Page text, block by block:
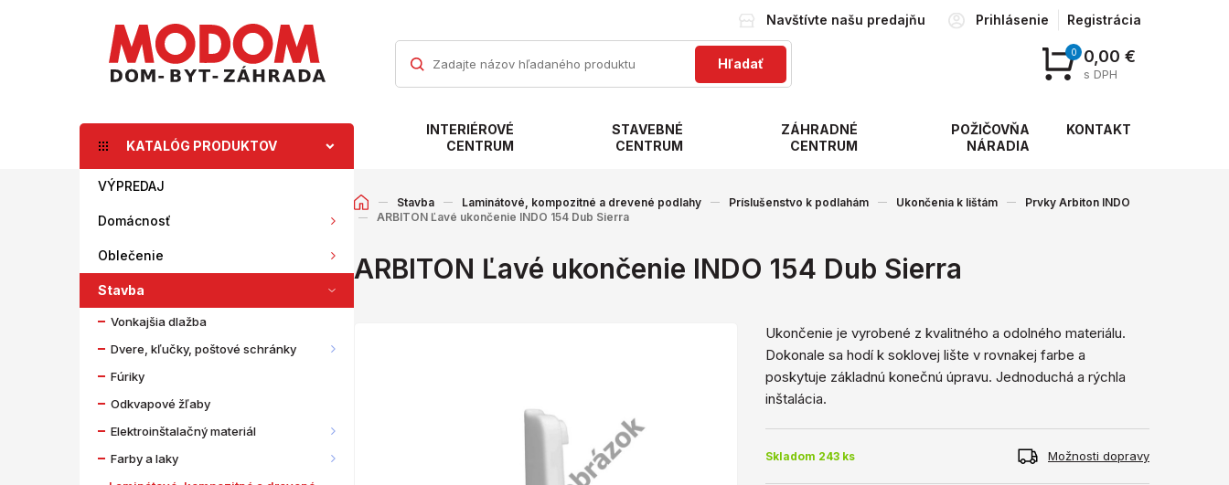
Navštívte našu predajňu Prihlásenie Registrácia
Hľadať
0 0,00 €
s DPH
INTERIÉROVÉ
CENTRUM
STAVEBNÉ
CENTRUM
ZÁHRADNÉ
CENTRUM
POŽIČOVŇA
NÁRADIA
KONTAKT
KATALÓG PRODUKTOV
VÝPREDAJ
Domácnosť
Oblečenie
Stavba
Vonkajšia dlažba
Dvere, kľučky, poštové schránky
Fúriky
Odkvapové žľaby
Elektroinštalačný materiál
Farby a laky
Stavba Laminátové, kompozitné a drevené podlahy Príslušenstvo k podlahám Ukončenia k lištám
Prvky Arbiton INDO
ARBITON Ľavé ukončenie INDO 154 Dub Sierra
ARBITON Ľavé ukončenie INDO 154 Dub Sierra
Ukončenie je vyrobené z kvalitného a ​​odolného materiálu.
Dokonale sa hodí k soklovej lište v rovnakej farbe a
poskytuje základnú konečnú úpravu. Jednoduchá a rýchla
inštalácia.
Skladom 243 ks Možnosti dopravy